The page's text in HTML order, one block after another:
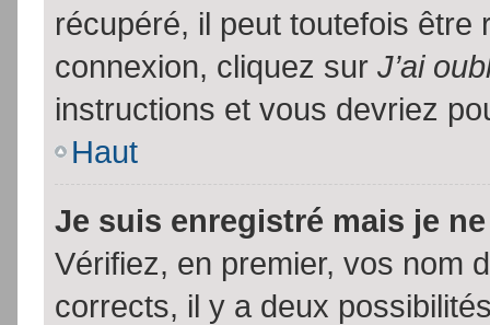
récupéré, il peut toutefois être
connexion, cliquez sur J’ai
instructions et vous devriez
Haut
Je suis enregistré mais je
Vérifiez, en premier, vos nom
corrects, il y a deux